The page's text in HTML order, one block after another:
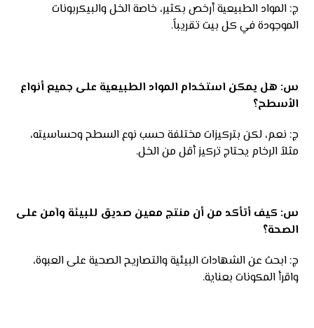
ج: المواد الطبيعية أرخص بكثير، خاصة الخل والبيكربونات
الموجودة في كل بيت تقريباً.
س: هل يمكن استخدام المواد الطبيعية على جميع أنواع
الأسطح؟
ج: نعم، لكن بتركيزات مختلفة حسب نوع السطح وحساسيته،
مثلاً الرخام يحتاج تركيز أقل من الخل.
س: كيف أتأكد من أن منتج معين صديق للبيئة وآمن على
الصحة؟
ج: ابحث عن الشهادات البيئية والتصاريح الصحية على العبوة،
واقرأ المكونات بعناية.